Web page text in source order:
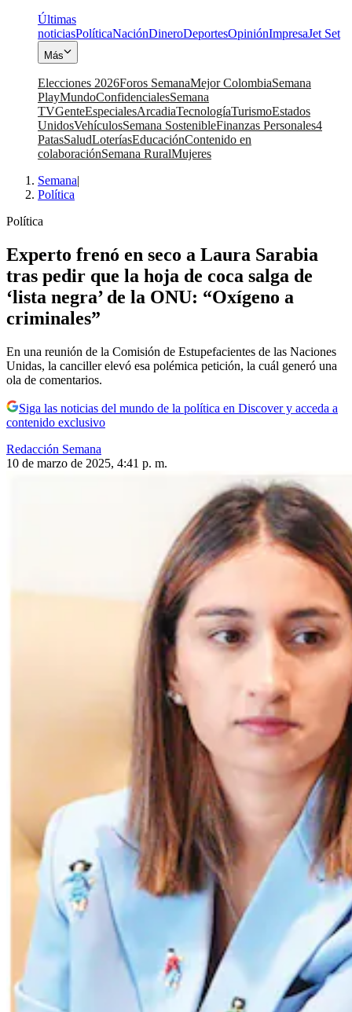
Últimas
noticiasPolíticaNaciónDineroDeportesOpiniónImpresaJet Set
Más
Elecciones 2026Foros SemanaMejor ColombiaSemana
PlayMundoConfidencialesSemana
TVGenteEspecialesArcadiaTecnologíaTurismoEstados
UnidosVehículosSemana SostenibleFinanzas Personales4
PatasSaludLoteríasEducaciónContenido en
colaboraciónSemana RuralMujeres
Semana|
Política
Política
Experto frenó en seco a Laura Sarabia
tras pedir que la hoja de coca salga de
‘lista negra’ de la ONU: “Oxígeno a
criminales”
En una reunión de la Comisión de Estupefacientes de las Naciones
Unidas, la canciller elevó esa polémica petición, la cuál generó una
ola de comentarios.
Siga las noticias del mundo de la política en Discover y acceda a
contenido exclusivo
Redacción Semana
10 de marzo de 2025, 4:41 p. m.